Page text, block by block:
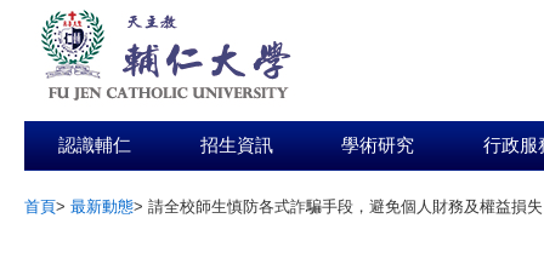
認識輔仁 招生資訊 學術研究 行政服
首頁> 最新動態> 請全校師生慎防各式詐騙手段，避免個人財務及權益損失